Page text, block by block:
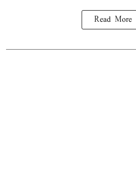
Read More